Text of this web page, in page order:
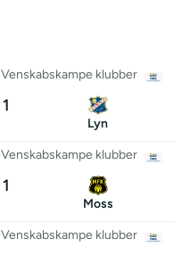
Venskabskampe klubber
1
Lyn
Venskabskampe klubber
1
Moss
Venskabskampe klubber